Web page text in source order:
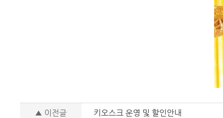
▲ 이전글 키오스크 운영 및 할인안내